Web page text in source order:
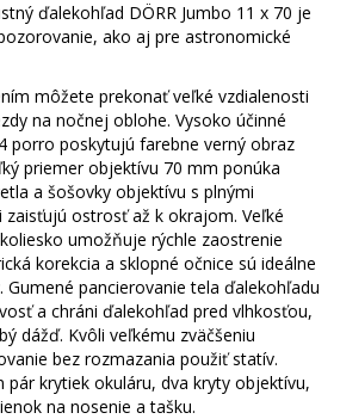
ďalekohľad DÖRR Jumbo 11 x 70 je
ako aj pre astronomické
môžete prekonať veľké vzdialenosti
na nočnej oblohe. Vysoko účinné
porro poskytujú farebne verný obraz
priemer objektívu 70 mm ponúka
a šošovky objektívu s plnými
ostrosť až k okrajom. Veľké
umožňuje rýchle zaostrenie
korekcia a sklopné očnice sú ideálne
pancierovanie tela ďalekohľadu
a chráni ďalekohľad pred vlhkosťou,
dážď. Kvôli veľkému zväčšeniu
bez rozmazania použiť statív.
pár krytiek okuláru, dva kryty objektívu,
na nosenie a tašku.